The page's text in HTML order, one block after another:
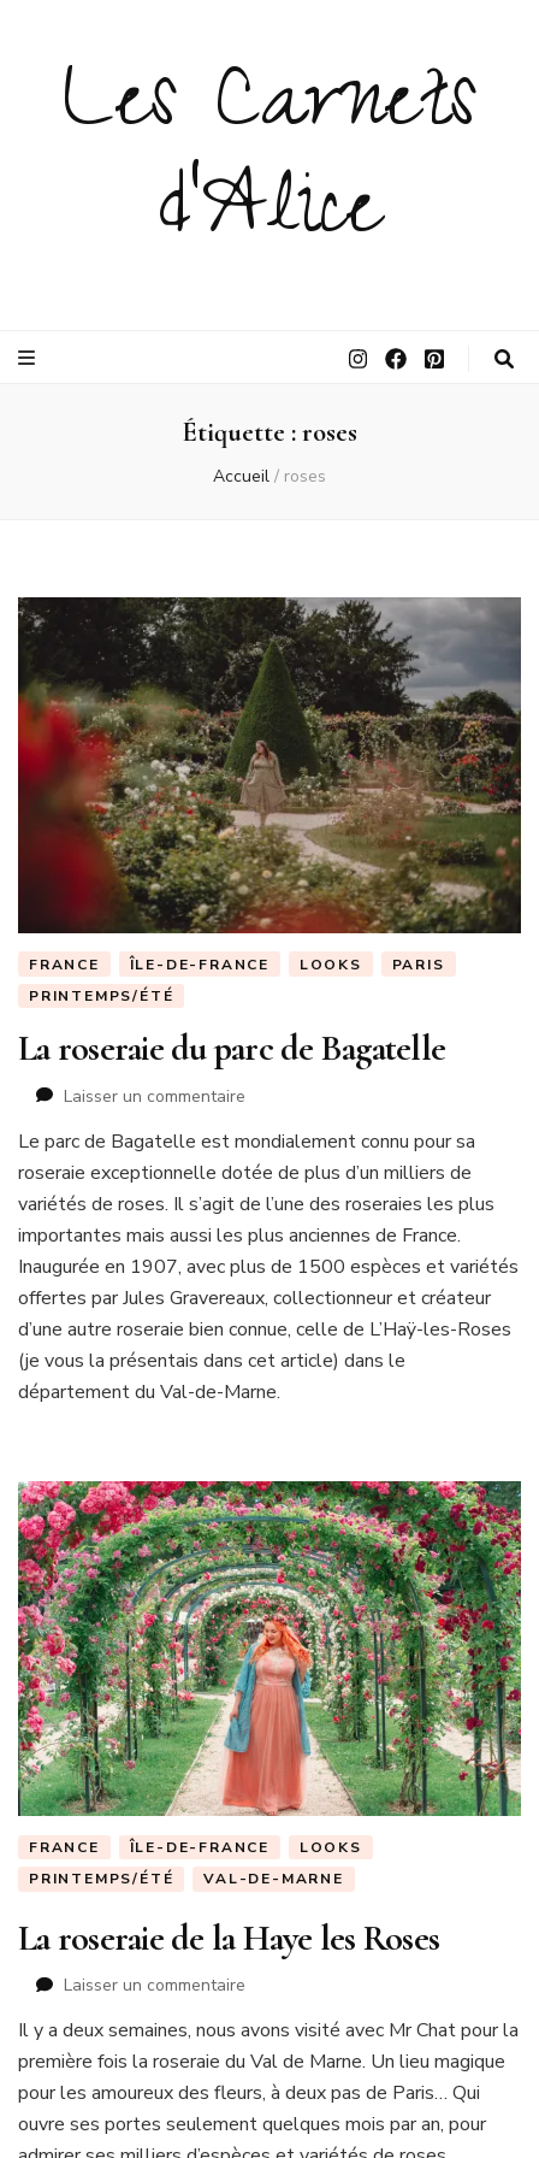
Les Carnets
d'Alice
Étiquette :roses
Accueil / roses
FRANCE ÎLE-DE-FRANCE LOOKS
PARIS
PRINTEMPS/ÉTÉ
La roseraie du parc de Bagatelle
Laisser un commentaire
roseraie
du
parc
Bagatelle
Le parc de Bagatelle est mondialement connu pour sa
roseraie exceptionnelle dotée de plus d’un milliers de
variétés de roses. Il s’agit de l’une des roseraies les plus
importantes mais aussi les plus anciennes de France.
Inaugurée en 1907, avec plus de 1500 espèces et variétés
offertes par Jules Gravereaux, collectionneur et créateur
d’une autre roseraie bien connue, celle de L’Haÿ-les-Roses
(je vous la présentais dans cet article) dans le
département du Val-de-Marne.
FRANCE ÎLE-DE-FRANCE
LOOKS
PRINTEMPS/ÉTÉ
VAL-DE-MARNE
La roseraie de la Haye les Roses
Laisser un commentaire
roseraie
de
la
les
Il y a deux semaines, nous avons visité avec Mr Chat pour la
première fois la roseraie du Val de Marne. Un lieu magique
pour les amoureux des fleurs, à deux pas de Paris… Qui
ouvre ses portes seulement quelques mois par an, pour